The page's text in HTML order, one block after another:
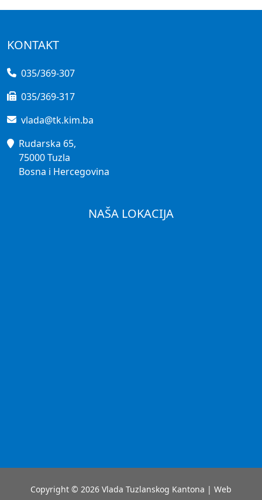
KONTAKT
035/369-307
035/369-317
vlada@tk.kim.ba
Rudarska 65,
75000 Tuzla
Bosna i Hercegovina
NAŠA LOKACIJA
Copyright © 2026 Vlada Tuzlanskog Kantona | Web